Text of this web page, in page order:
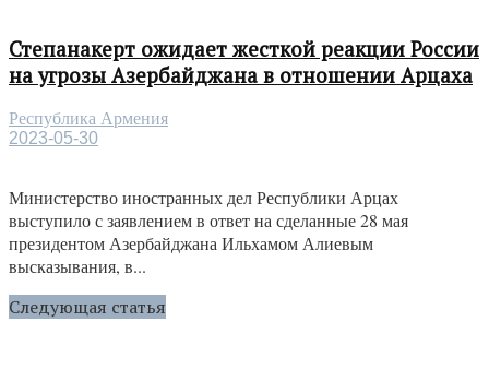
Степанакерт ожидает жесткой реакции России
на угрозы Азербайджана в отношении Арцаха
Республика Армения
2023-05-30
Министерство иностранных дел Республики Арцах
выступило с заявлением в ответ на сделанные 28 мая
президентом Азербайджана Ильхамом Алиевым
высказывания, в...
Следующая статья